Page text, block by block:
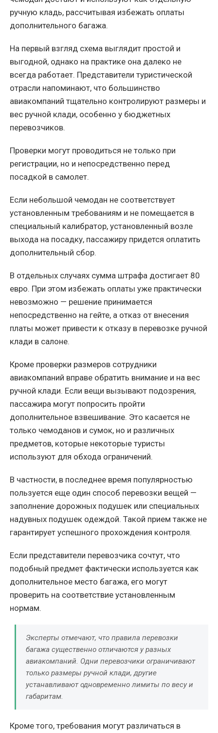
ручную кладь, рассчитывая избежать оплаты
дополнительного багажа.
На первый взгляд схема выглядит простой и
выгодной, однако на практике она далеко не
всегда работает. Представители туристической
отрасли напоминают, что большинство
авиакомпаний тщательно контролируют размеры и
вес ручной клади, особенно у бюджетных
перевозчиков.
Проверки могут проводиться не только при
регистрации, но и непосредственно перед
посадкой в самолет.
Если небольшой чемодан не соответствует
установленным требованиям и не помещается в
специальный калибратор, установленный возле
выхода на посадку, пассажиру придется оплатить
дополнительный сбор.
В отдельных случаях сумма штрафа достигает 80
евро. При этом избежать оплаты уже практически
невозможно — решение принимается
непосредственно на гейте, а отказ от внесения
платы может привести к отказу в перевозке ручной
клади в салоне.
Кроме проверки размеров сотрудники
авиакомпаний вправе обратить внимание и на вес
ручной клади. Если вещи вызывают подозрения,
пассажира могут попросить пройти
дополнительное взвешивание. Это касается не
только чемоданов и сумок, но и различных
предметов, которые некоторые туристы
используют для обхода ограничений.
В частности, в последнее время популярностью
пользуется еще один способ перевозки вещей —
заполнение дорожных подушек или специальных
надувных подушек одеждой. Такой прием также не
гарантирует успешного прохождения контроля.
Если представители перевозчика сочтут, что
подобный предмет фактически используется как
дополнительное место багажа, его могут
проверить на соответствие установленным
нормам.
Эксперты отмечают, что правила перевозки
багажа существенно отличаются у разных
авиакомпаний. Одни перевозчики ограничивают
только размеры ручной клади, другие
устанавливают одновременно лимиты по весу и
габаритам.
Кроме того, требования могут различаться в